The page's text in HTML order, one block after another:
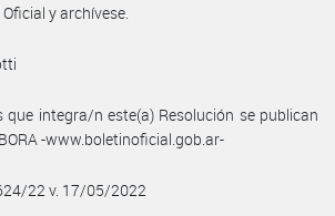
y archívese.
que integra/n este(a) Resolución se publican
-www.boletinoficial.gob.ar-
22 v. 17/05/2022